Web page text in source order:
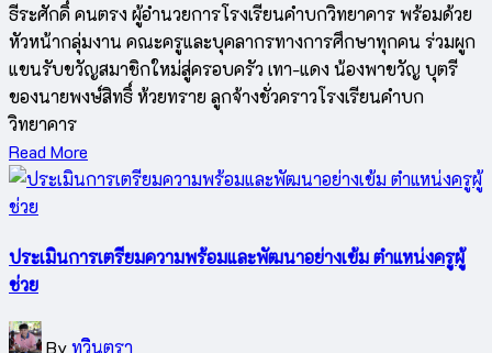
ธีระศักดิ์ คนตรง ผู้อำนวยการโรงเรียนคำบกวิทยาคาร พร้อมด้วย
หัวหน้ากลุ่มงาน คณะครูและบุคลากรทางการศึกษาทุกคน ร่วมผูก
แขนรับขวัญสมาชิกใหม่สู่ครอบครัว เทา-แดง น้องพาขวัญ บุตรี
ของนายพงษ์สิทธิ์ ห้วยทราย ลูกจ้างชั่วคราวโรงเรียนคำบก
วิทยาคาร
Read More
ประเมินการเตรียมความพร้อมและพัฒนาอย่างเข้ม ตำแหน่งครูผู้
ช่วย
Posted
Byทวินตรา